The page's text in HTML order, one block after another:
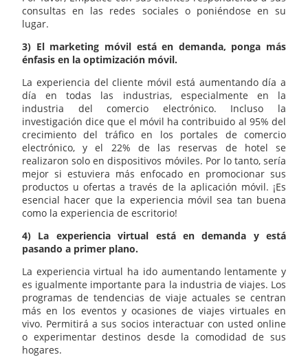
consultas en las redes sociales o poniéndose en su
lugar.
3) El marketing móvil está en demanda, ponga más
énfasis en la optimización móvil.
La experiencia del cliente móvil está aumentando día a
día en todas las industrias, especialmente en la
industria del comercio electrónico. Incluso la
investigación dice que el móvil ha contribuido al 95% del
crecimiento del tráfico en los portales de comercio
electrónico, y el 22% de las reservas de hotel se
realizaron solo en dispositivos móviles. Por lo tanto, sería
mejor si estuviera más enfocado en promocionar sus
productos u ofertas a través de la aplicación móvil. ¡Es
esencial hacer que la experiencia móvil sea tan buena
como la experiencia de escritorio!
4) La experiencia virtual está en demanda y está
pasando a primer plano.
La experiencia virtual ha ido aumentando lentamente y
es igualmente importante para la industria de viajes. Los
programas de tendencias de viaje actuales se centran
más en los eventos y ocasiones de viajes virtuales en
vivo. Permitirá a sus socios interactuar con usted online
o experimentar destinos desde la comodidad de sus
hogares.